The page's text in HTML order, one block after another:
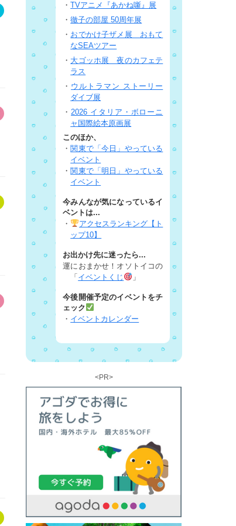
・TVアニメ『あかね噺』展
・徹子の部屋 50周年展
・ おでかけ子ザメ展 おもて
なSEAツアー
・ 大ゴッホ展 夜のカフェテ
ラス
・ ウルトラマン ストーリー
ダイブ展
・2026 イタリア・ボローニ
ャ国際絵本原画展
このほか、
・ 関東で「今日」やっている
イベント
・ 関東で「明日」やっている
イベント
今みんなが気になっているイ
ベントは...
・
アクセスランキング【ト
ップ10】
お出かけ先に迷ったら...
運におまかせ！オソトイコの
「 イベントくじ 」
今後開催予定のイベントをチ
ェック
・ イベントカレンダー
<PR>